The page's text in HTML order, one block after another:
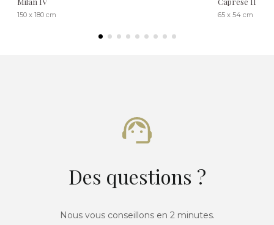
150 x 180 cm 65 x 54 cm
Des questions ?
Nous vous conseillons en 2 minutes.